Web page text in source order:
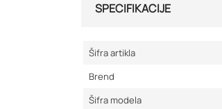
SPECIFIKACIJE
Šifra artikla
Brend
Šifra modela